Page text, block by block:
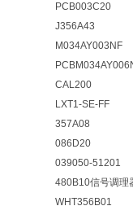
PCB003C20
J356A43
M034AY003NF
CAL200
LXT1-SE-FF
357A08
086D20
039050-51201
480B10信号调理
WHT356B01